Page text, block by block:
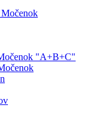
"A+B+C"